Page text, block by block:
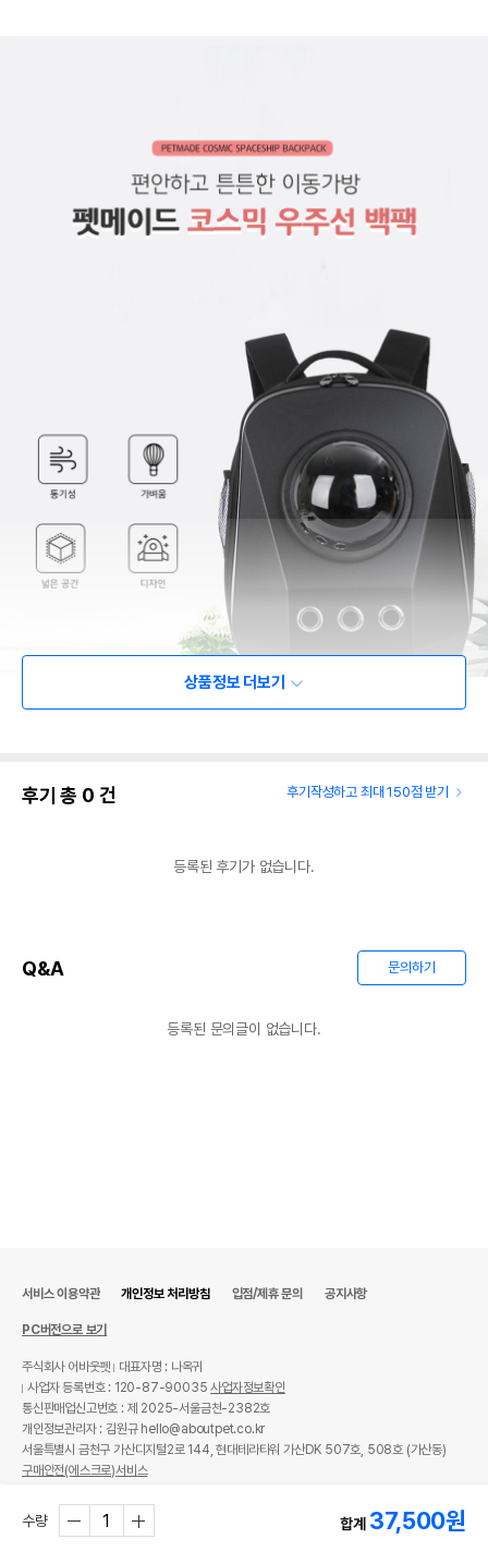
상품정보 더보기
후기 총 0 건 후기작성하고 최대 150점 받기
등록된 후기가 없습니다.
Q&A 문의하기
등록된 문의글이 없습니다.
수량 합계 37,500원
서비스 이용약관 개인정보 처리방침 입점/제휴 문의 공지사항
PC버전으로 보기
주식회사 어바웃펫
대표자명 : 나옥귀
사업자 등록번호 : 120-87-90035사업자정보확인
통신판매업신고번호 : 제 2025-서울금천-2382호
개인정보관리자 : 김원규 hello@aboutpet.co.kr
서울특별시 금천구 가산디지털2로 144, 현대테라타워 가산DK 507호, 508호 (가산동)
구매안전(에스크로)서비스